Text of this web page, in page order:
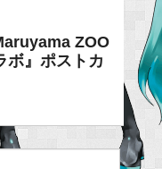
ZOO
ボ』ポストカ